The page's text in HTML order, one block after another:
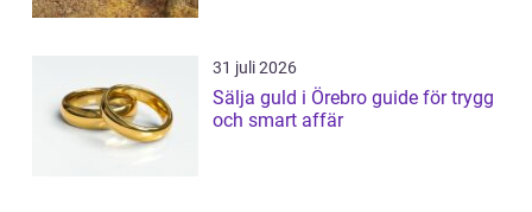
31 juli 2026
Sälja guld i Örebro guide för trygg
och smart affär